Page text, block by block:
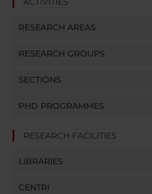
RESEARCH AREAS
RESEARCH GROUPS
SECTIONS
PHD PROGRAMMES
RESEARCH FACILITIES
LIBRARIES
CENTRI